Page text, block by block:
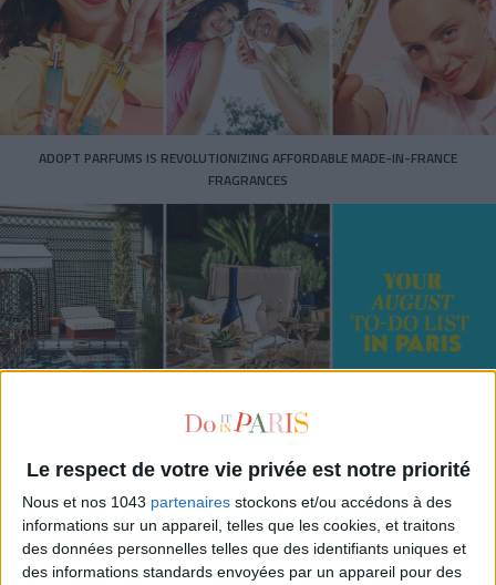
Le respect de votre vie privée est notre priorité
Nous et nos 1043 partenaires stockons et/ou accédons à des
informations sur un appareil, telles que les cookies, et traitons
des données personnelles telles que des identifiants uniques et
des informations standards envoyées par un appareil pour des
ADOPT PARFUMS IS REVOLUTIONIZING AFFORDABLE MADE-IN-FRANCE
FRAGRANCES
15 IDEAS FOR ENJOYING AUGUST IN PARIS